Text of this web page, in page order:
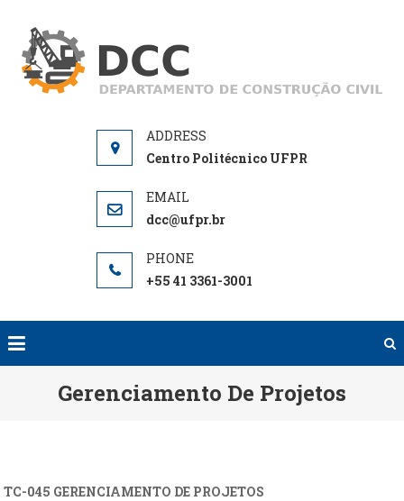
content
Centro Politécnico UFPR
dcc@ufpr.br
+55 41 3361-3001
Gerenciamento De Projetos
TC-045 GERENCIAMENTO DE PROJETOS